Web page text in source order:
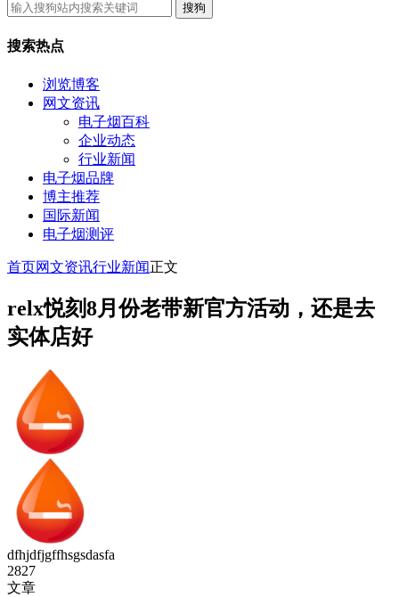
搜狗
搜索热点
浏览博客
网文资讯
电子烟百科
企业动态
行业新闻
电子烟品牌
博主推荐
国际新闻
电子烟测评
首页网文资讯行业新闻正文
relx悦刻8月份老带新官方活动，还是去
实体店好
dfhjdfjgffhsgsdasfa
2827
文章